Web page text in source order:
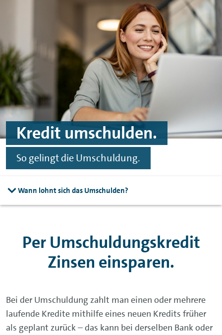
Spinge zu Hauptinhalten
Springe zu Footer
Kredit umschulden.
So gelingt die Umschuldung.
Wann lohnt sich das Umschulden?
Per Umschuldungskredit
Zinsen einsparen.
Bei der Umschuldung zahlt man einen oder mehrere
laufende Kredite mithilfe eines neuen Kredits früher
als geplant zurück – das kann bei derselben Bank oder